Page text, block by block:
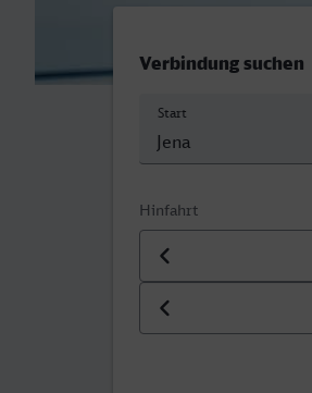
Verbindung suchen
Start
Hinfahrt
Datum der Hinfahrt
Uhrzeit der Hinfahrt